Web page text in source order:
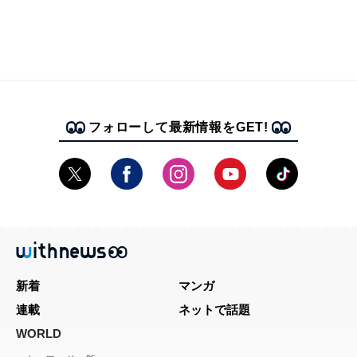
フォローして最新情報をGET!
新着
マンガ
連載
ネットで話題
WORLD